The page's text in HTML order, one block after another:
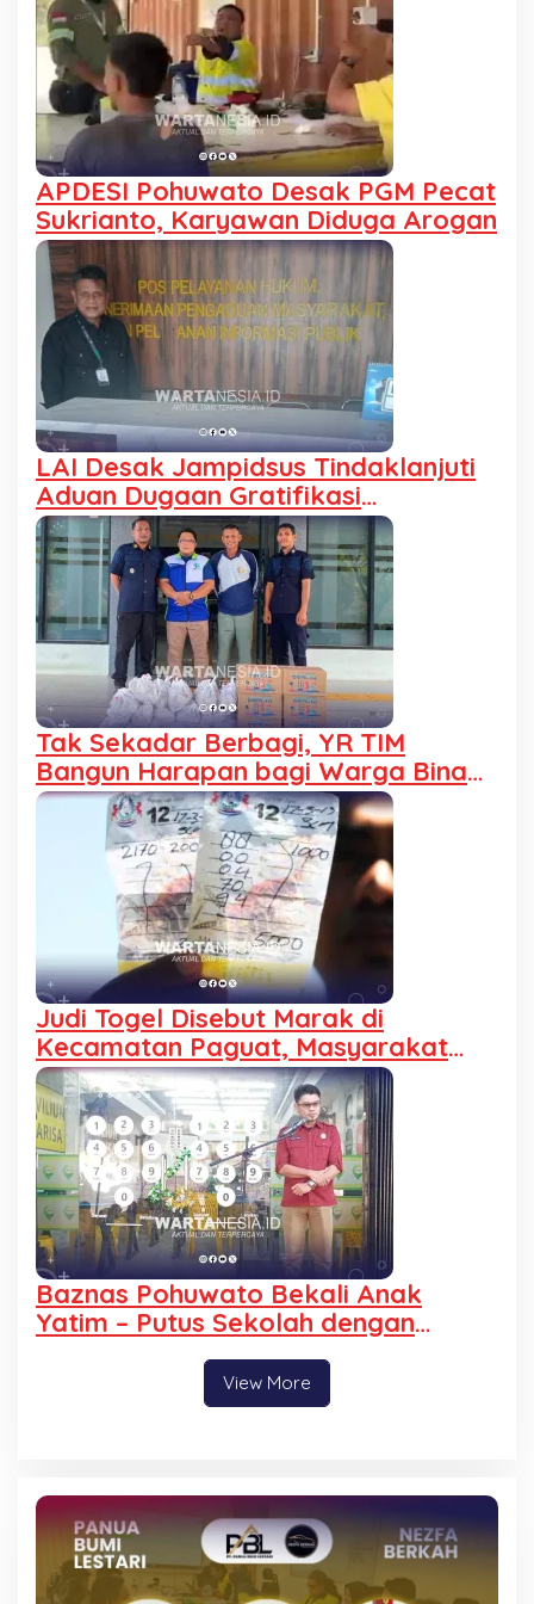
APDESI Pohuwato Desak PGM Pecat
Sukrianto, Karyawan Diduga Arogan
LAI Desak Jampidsus Tindaklanjuti
Aduan Dugaan Gratifikasi
Pengalihan IUP KUD Dharma Tani
Tak Sekadar Berbagi, YR TIM
Bangun Harapan bagi Warga Binaan
Lapas Pohuwato
Judi Togel Disebut Marak di
Kecamatan Paguat, Masyarakat
Minta Polisi Bertindak
Baznas Pohuwato Bekali Anak
Yatim – Putus Sekolah dengan
Keterampilan Reparasi Handphone
View More